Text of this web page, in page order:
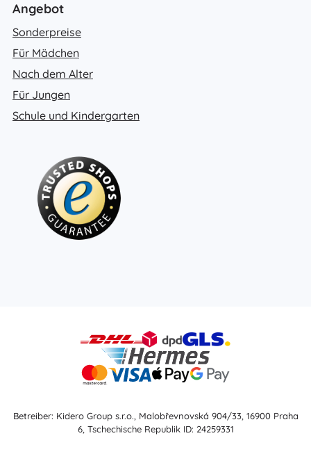
Angebot
Sonderpreise
Für Mädchen
Nach dem Alter
Für Jungen
Schule und Kindergarten
Betreiber: Kidero Group s.r.o., Malobřevnovská 904/33, 16900 Praha
6, Tschechische Republik ID: 24259331